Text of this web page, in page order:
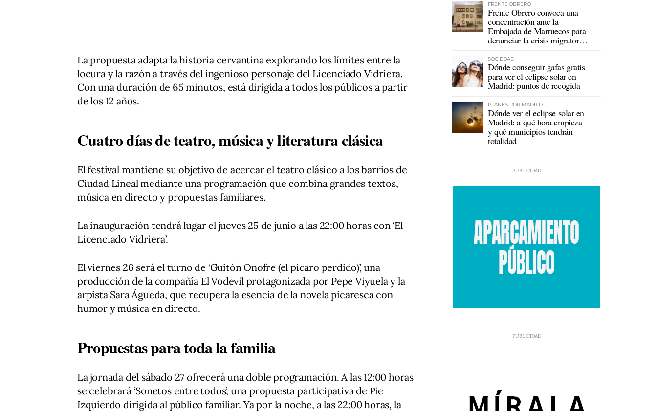
La propuesta adapta la historia cervantina explorando los límites entre la
locura y la razón a través del ingenioso personaje del Licenciado Vidriera.
Con una duración de 65 minutos, está dirigida a todos los públicos a partir
de los 12 años.
Cuatro días de teatro, música y literatura clásica
El festival mantiene su objetivo de acercar el teatro clásico a los barrios de
Ciudad Lineal mediante una programación que combina grandes textos,
música en directo y propuestas familiares.
La inauguración tendrá lugar el jueves 25 de junio a las 22:00 horas con ‘El
Licenciado Vidriera’.
El viernes 26 será el turno de ‘Guitón Onofre (el pícaro perdido)’, una
producción de la compañía El Vodevil protagonizada por Pepe Viyuela y la
arpista Sara Águeda, que recupera la esencia de la novela picaresca con
humor y música en directo.
Propuestas para toda la familia
La jornada del sábado 27 ofrecerá una doble programación. A las 12:00 horas
se celebrará ‘Sonetos entre todos’, una propuesta participativa de Pie
Izquierdo dirigida al público familiar. Ya por la noche, a las 22:00 horas, la
FRENTE OBRERO
Frente Obrero convoca una
concentración ante la
Embajada de Marruecos para
denunciar la crisis migratoria
SOCIEDAD
Dónde conseguir gafas gratis
para ver el eclipse solar en
Madrid: puntos de recogida
PLANES POR MADRID
Dónde ver el eclipse solar en
Madrid: a qué hora empieza
y qué municipios tendrán
totalidad